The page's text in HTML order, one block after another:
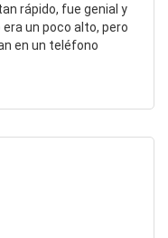
rápido, fue genial y
un poco alto, pero
en un teléfono